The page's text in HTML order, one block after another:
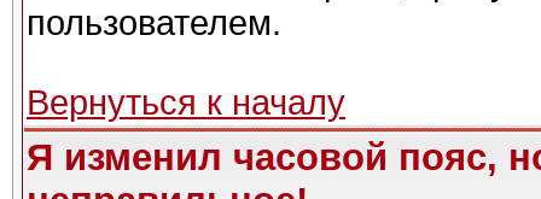
пользователем.
Вернуться к началу
Я изменил часовой пояс,